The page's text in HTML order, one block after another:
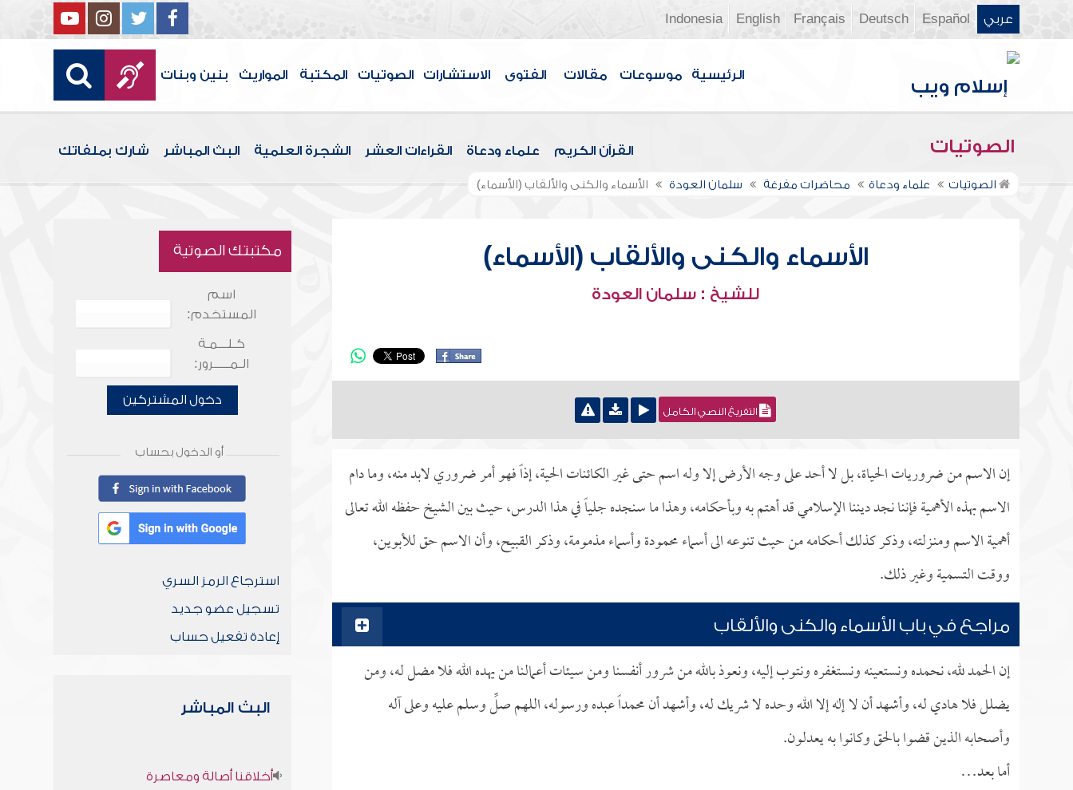
عربي Español
Deutsch
Français
English
Indonesia
الرئيسية موسوعات مقالات الفتوى الاستشارات الصوتيات المكتبة المواريث بنين وبنات
الصوتيات القرآن الكريم علماء ودعاة القراءات العشر الشجرة العلمية البث المباشر شارك بملفاتك
الصوتيات علماء ودعاة محاضرات مفرغة سلمان العودة الأسماء والكنى والألقاب (الأسماء)
الأسماء والكنى والألقاب (الأسماء)
للشيخ : سلمان العودة
التفريغ النصي الكامل
إن الاسم من ضروريات الحياة، بل لا أحد على وجه الأرض إلا وله اسم حتى غير الكائنات الحية، إذاً فهو أمر ضروري لابد منه، وما دام
الاسم بهذه الأهمية فإننا نجد ديننا الإسلامي قد أهتم به وبأحكامه، وهذا ما سنجده جلياً في هذا الدرس، حيث بين الشيخ حفظه الله تعالى
أهمية الاسم ومنـزلته، وذكر كذلك أحكامه من حيث تنوعه الى أسماء محمودة وأسماء مذمومة، وذكر القبيح، وأن الاسم حق للأبوين،
ووقت التسمية وغير ذلك.
مراجع في باب الأسماء والكنى والألقاب
إن الحمد لله، نحمده ونستعينه ونستغفره ونتوب إليه، ونعوذ بالله من شرور أنفسنا ومن سيئات أعمالنا من يهده الله فلا مضل له، ومن
يضلل فلا هادي له، وأشهد أن لا إله إلا الله وحده لا شريك له، وأشهد أن محمداً عبده ورسوله، اللهم صلِّ وسلم عليه وعلى آله
وأصحابه الذين قضوا بالحق وكانوا به يعدلون.
أما بعد…
مكتبتك الصوتية
اسم
المستخدم:
كـلـــمـة
الـمـــــرور:
دخول المشتركين
أو الدخول بحساب
استرجاع الرمز السري
تسجيل عضو جديد
إعادة تفعيل حساب
البث المباشر
أخلاقنا أصالة ومعاصرة